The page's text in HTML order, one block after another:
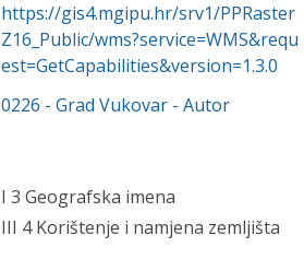
https://gis4.mgipu.hr/srv1/PPRaster
Z16_Public/wms?service=WMS&requ
est=GetCapabilities&version=1.3.0
0226 -Grad Vukovar - Autor
I 3 Geografska imena
III 4 Korištenje i namjena zemljišta